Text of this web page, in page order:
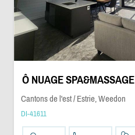
Ô NUAGE SPA&MASSAGE
Cantons de l'est / Estrie, Weedon
DI-41611